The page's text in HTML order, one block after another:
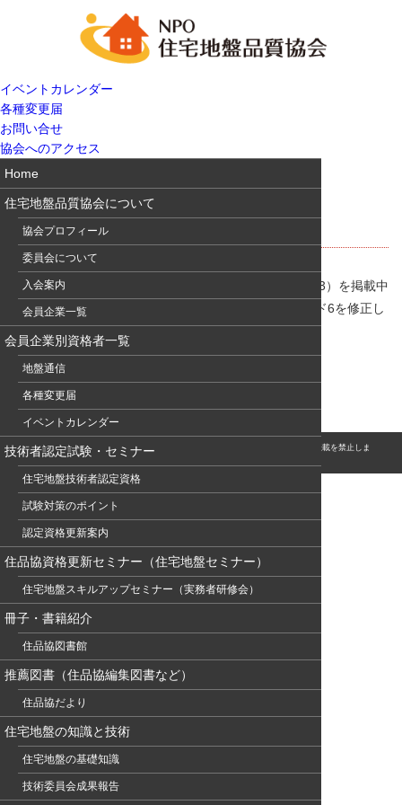
イベントカレンダー
各種変更届
お問い合せ
協会へのアクセス
Home
住宅地盤品質協会について
協会プロフィール
委員会について
入会案内
会員企業一覧
会員企業別資格者一覧
地盤通信
各種変更届
イベントカレンダー
技術者認定試験・セミナー
住宅地盤技術者認定資格
試験対策のポイント
認定資格更新案内
住品協資格更新セミナー（住宅地盤セミナー）
住宅地盤スキルアップセミナー（実務者研修会）
冊子・書籍紹介
住品協図書館
推薦図書（住品協編集図書など）
住品協だより
住宅地盤の知識と技術
住宅地盤の基礎知識
技術委員会成果報告
出題内容（最終版10/13）を掲載
2022年度技術者認定資格試験の出題内容（最終版10/13）を掲載中
です。また、試験対策のポイントに誤りがありスライド6を修正し
ました。（2022年度 9/22訂正版として再掲載）
受験勉強の参考としてください。
試験問題について
© このホームページの著作権は、NPO 住宅地盤品質協会に属します。無断転用・転載を禁止しま
す。